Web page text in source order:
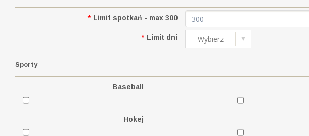
* Limit spotkań - max 300
* Limit dni -- Wybierz --
Sporty
Baseball
Hokej